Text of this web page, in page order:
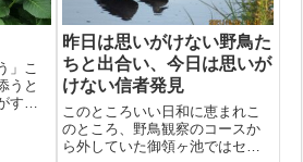
」こ
うと
する
昨日は思いがけない野鳥た
ちと出合い、今日は思いが
けない信者発見
このところいい日和に恵まれこ
のところ、野鳥観察のコースか
ら外していた御領ヶ池ではセグ